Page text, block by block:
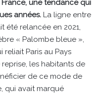
une tendance qui
années. La ligne entre
été relancée en 2021,
« Palombe bleue »,
Paris au Pays
reprise, les habitants de
de ce mode de
qui avait marqué